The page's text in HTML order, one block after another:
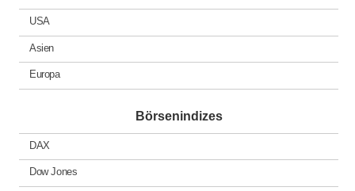
USA
Asien
Europa
Börsenindizes
DAX
Dow Jones